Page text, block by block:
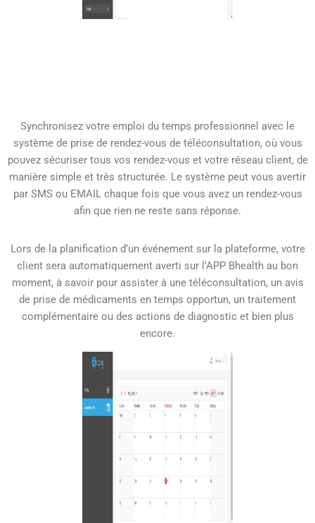
Synchronisez votre emploi du temps professionnel avec le
système de prise de rendez-vous de téléconsultation, où vous
pouvez sécuriser tous vos rendez-vous et votre réseau client, de
manière simple et très structurée. Le système peut vous avertir
par SMS ou EMAIL chaque fois que vous avez un rendez-vous
afin que rien ne reste sans réponse.
Lors de la planification d’un événement sur la plateforme, votre
client sera automatiquement averti sur l’APP Bhealth au bon
moment, à savoir pour assister à une téléconsultation, un avis
de prise de médicaments en temps opportun, un traitement
complémentaire ou des actions de diagnostic et bien plus
encore.